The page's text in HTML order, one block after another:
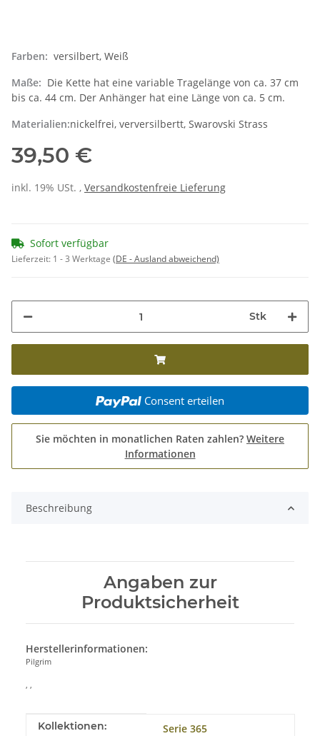
Farben: versilbert, Weiß
Maße: Die Kette hat eine variable Tragelänge von ca. 37 cm
bis ca. 44 cm. Der Anhänger hat eine Länge von ca. 5 cm.
Materialien:nickelfrei, verversilbertt, Swarovski Strass
39,50 €
inkl. 19% USt. , Versandkostenfreie Lieferung
Sofort verfügbar
Lieferzeit: 1 - 3 Werktage (DE - Ausland abweichend)
Stk
Consent erteilen
Sie möchten in monatlichen Raten zahlen? Weitere
Informationen
Beschreibung
Angaben zur
Produktsicherheit
Herstellerinformationen:
Pilgrim
, ,
Produkteigenschaft
Wert
Kollektionen: Serie 365